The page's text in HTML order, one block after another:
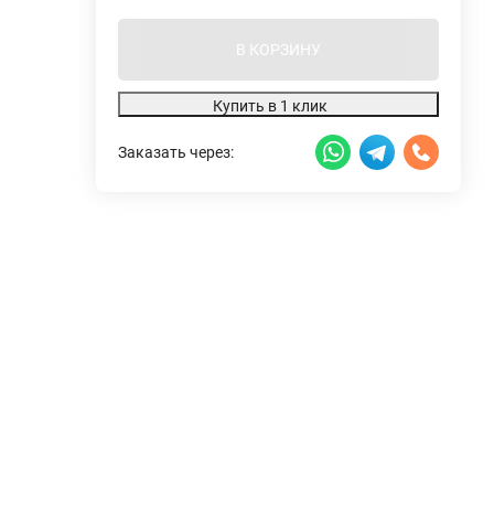
В КОРЗИНУ
Купить в 1 клик
Заказать через: